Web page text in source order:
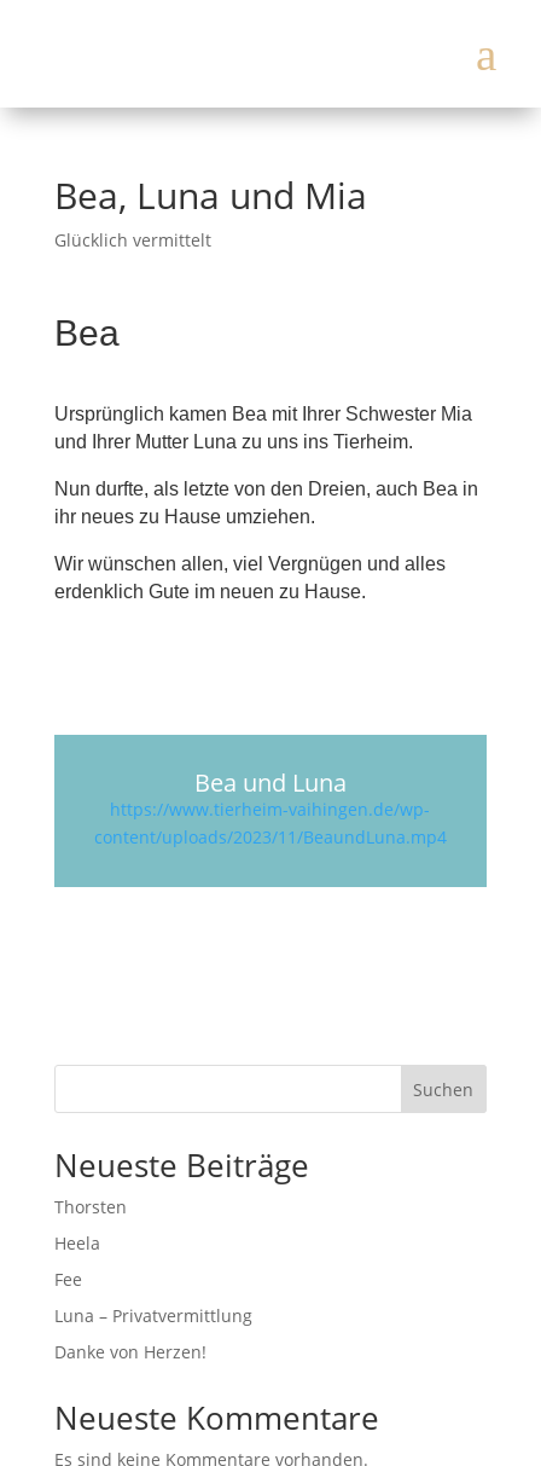
a
Bea, Luna und Mia
Glücklich vermittelt
Bea
Ursprünglich kamen Bea mit Ihrer Schwester Mia
und Ihrer Mutter Luna zu uns ins Tierheim.
Nun durfte, als letzte von den Dreien, auch Bea in
ihr neues zu Hause umziehen.
Wir wünschen allen, viel Vergnügen und alles
erdenklich Gute im neuen zu Hause.
Bea und Luna
https://www.tierheim-vaihingen.de/wp-
content/uploads/2023/11/BeaundLuna.mp4
Suchen
Neueste Beiträge
Thorsten
Heela
Fee
Luna – Privatvermittlung
Danke von Herzen!
Neueste Kommentare
Es sind keine Kommentare vorhanden.